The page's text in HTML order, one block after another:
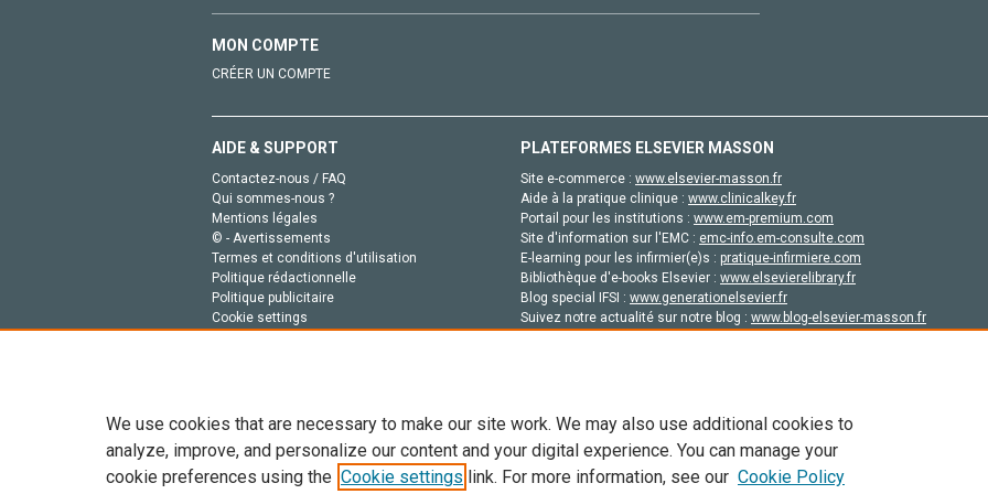
MON COMPTE
CRÉER UN COMPTE
AIDE & SUPPORT
Contactez-nous / FAQ
Qui sommes-nous ?
Mentions légales
© - Avertissements
Termes et conditions d'utilisation
Politique rédactionnelle
Politique publicitaire
Cookie settings
PLATEFORMES ELSEVIER MASSON
Site e-commerce : www.elsevier-masson.fr
Aide à la pratique clinique : www.clinicalkey.fr
Portail pour les institutions : www.em-premium.com
Site d'information sur l'EMC : emc-info.em-consulte.com
E-learning pour les infirmier(e)s : pratique-infirmiere.com
Bibliothèque d'e-books Elsevier : www.elsevierelibrary.fr
Blog special IFSI : www.generationelsevier.fr
Suivez notre actualité sur notre blog : www.blog-elsevier-masson.fr
Tout le contenu de ce site: Copyright © 2026 Elsevier, ses concédants de licence et ses contributeurs. Tout les droits sont réservés,
We use cookies that are necessary to make our site work. We may also use additional cookies to
analyze, improve, and personalize our content and your digital experience. You can manage your
cookie preferences using the Cookie settings link. For more information, see our Cookie Policy